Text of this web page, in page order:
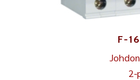
F-
2-